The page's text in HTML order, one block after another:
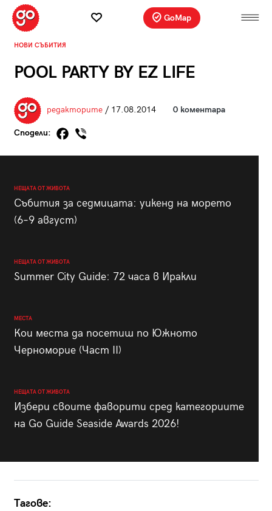
GoMap
НОВИ СЪБИТИЯ
POOL PARTY BY EZ LIFE
редакторите/ 17.08.2014 0 коментара
Сподели:
НЕЩАТА ОТ ЖИВОТА
Събития за седмицата: уикенд на морето
(6–9 август)
НЕЩАТА ОТ ЖИВОТА
Summer City Guide: 72 часа в Иракли
МЕСТА
Кои места да посетиш по Южното
Черноморие (Част II)
НЕЩАТА ОТ ЖИВОТА
Избери своите фаворити сред категориите
на Go Guide Seaside Awards 2026!
Тагове: